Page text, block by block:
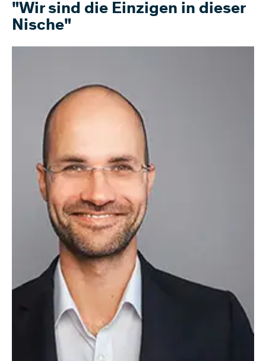
"Wir sind die Einzigen in dieser
Nische"